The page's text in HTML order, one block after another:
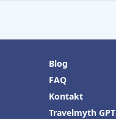
Blog
FAQ
Kontakt
Travelmyth GPT